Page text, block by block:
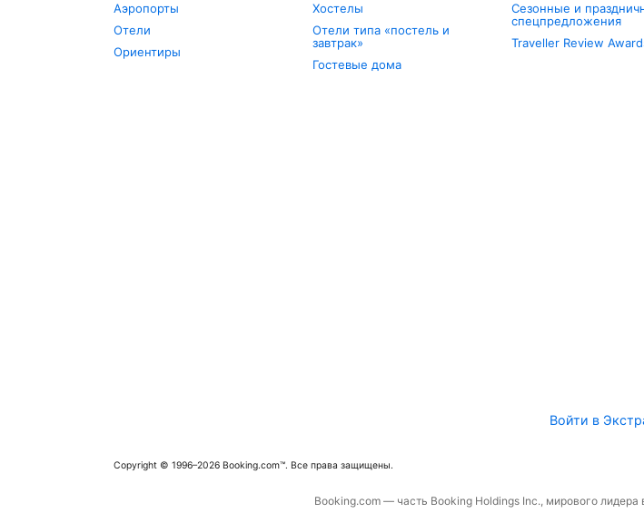
Аэропорты
Отели
Ориентиры
Хостелы
Отели типа «постель и
завтрак»
Гостевые дома
Сезонные и
спецпредложения
Traveller Review
Войти в
Copyright © 1996–2026 Booking.com™. Все права защищены.
Booking.com — часть Booking Holdings Inc., мирового